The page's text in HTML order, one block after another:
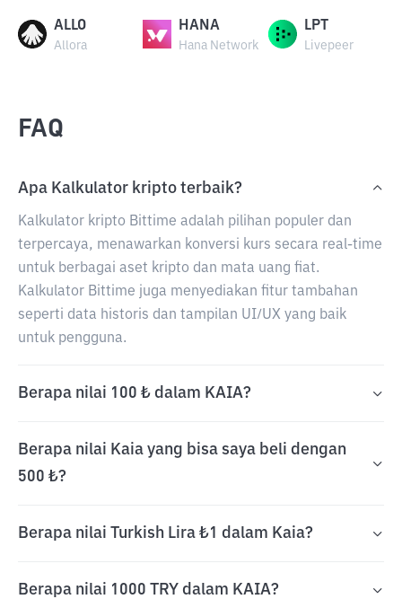
ALLO
Allora
HANA
Hana Network
LPT
Livepeer
FAQ
Apa Kalkulator kripto terbaik?
Kalkulator kripto Bittime adalah pilihan populer dan
terpercaya, menawarkan konversi kurs secara real-time
untuk berbagai aset kripto dan mata uang fiat.
Kalkulator Bittime juga menyediakan fitur tambahan
seperti data historis dan tampilan UI/UX yang baik
untuk pengguna.
Berapa nilai 100 ₺ dalam KAIA?
Berapa nilai Kaia yang bisa saya beli dengan
500 ₺?
Berapa nilai Turkish Lira ₺1 dalam Kaia?
Berapa nilai 1000 TRY dalam KAIA?